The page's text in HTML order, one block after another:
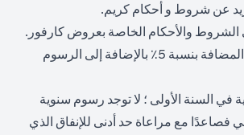
عن شروط و أحكام كريم.
الشروط والأحكام الخاصة بعروض كارفور.
تطبق ضريبة القيمة المضافة بنسبة 5٪ بالإضافة إلى الرسوم
في السنة الأولى ؛ لا توجد رسوم سنوية
فصاعدًا مع مراعاة حد أدنى للإنفاق الذي